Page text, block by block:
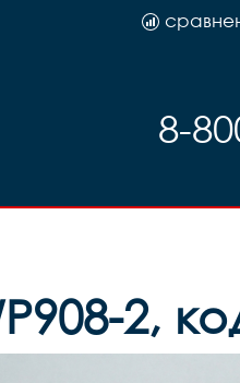
+ V-Br втулка сталь
8-
2,